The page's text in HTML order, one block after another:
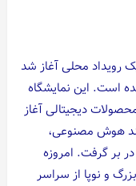
رویداد محلی آغاز شد
است. این نمایشگاه
دیجیتالی آغاز
هوش مصنوعی،
در بر گرفت. امروزه
و نوپا از سراسر